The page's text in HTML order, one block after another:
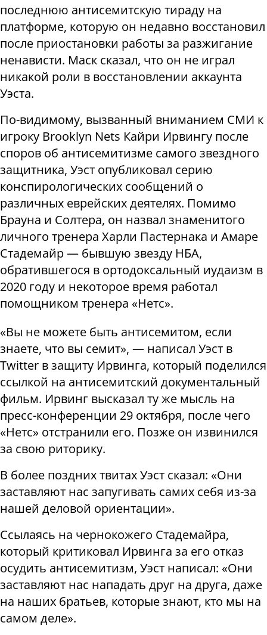
последнюю антисемитскую тираду на
платформе, которую он недавно восстановил
после приостановки работы за разжигание
ненависти. Маск сказал, что он не играл
никакой роли в восстановлении аккаунта
Уэста.
По-видимому, вызванный вниманием СМИ к
игроку Brooklyn Nets Кайри Ирвингу после
споров об антисемитизме самого звездного
защитника, Уэст опубликовал серию
конспирологических сообщений о
различных еврейских деятелях. Помимо
Брауна и Солтера, он назвал знаменитого
личного тренера Харли Пастернака и Амаре
Стадемайр — бывшую звезду НБА,
обратившегося в ортодоксальный иудаизм в
2020 году и некоторое время работал
помощником тренера «Нетс».
«Вы не можете быть антисемитом, если
знаете, что вы семит», — написал Уэст в
Тwitter в защиту Ирвинга, который поделился
ссылкой на антисемитский документальный
фильм. Ирвинг высказал ту же мысль на
пресс-конференции 29 октября, после чего
«Нетс» отстранили его. Позже он извинился
за свою риторику.
В более поздних твитах Уэст сказал: «Они
заставляют нас запугивать самих себя из-за
нашей деловой ориентации».
Ссылаясь на чернокожего Стадемайра,
который критиковал Ирвинга за его отказ
осудить антисемитизм, Уэст написал: «Они
заставляют нас нападать друг на друга, даже
на наших братьев, которые знают, кто мы на
самом деле».